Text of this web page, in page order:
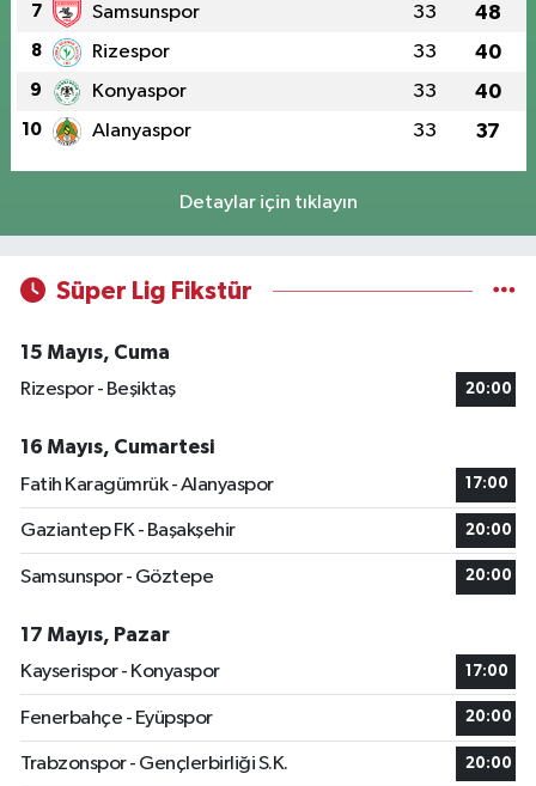
7 Samsunspor 33 48
8 Rizespor 33 40
9 Konyaspor 33 40
10 Alanyaspor 33 37
Detaylar için tıklayın
Süper Lig Fikstür
15 Mayıs, Cuma
Rizespor - Beşiktaş
20:00
16 Mayıs, Cumartesi
Fatih Karagümrük - Alanyaspor
17:00
Gaziantep FK - Başakşehir 20:00
Samsunspor - Göztepe 20:00
17 Mayıs, Pazar
Kayserispor - Konyaspor
17:00
Fenerbahçe - Eyüpspor 20:00
Trabzonspor - Gençlerbirliği S.K. 20:00